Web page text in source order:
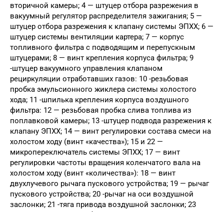
вторичной камеры; 4 — штуцер отбора разрежения в
вакуумный регулятор распределителя зажигания; 5 —
штуцер отбора разрежения к клапану системы ЭПХХ; 6 —
штуцер системы вентиляции картера; 7 — корпус
топливного фильтра с подводящим и перепускным
штуцерами; 8 — винт крепления корпуса фильтра; 9
-штуцер вакуумного управления клапаном
рециркуляции отработавших газов: 10 -резьбовая
пробка эмульсионного жиклера системы холостого
хода; 11 -шпилька крепления корпуса воздушного
фильтра: 12 — резьбовая пробка слива топлива из
поплавковой камеры; 13 -штуцер подвода разрежения к
клапану ЭПХХ; 14 — винт регулировки состава смеси на
холостом ходу (винт «качества»); 15 и 22 —
микропереключатель системы ЭПХХ; 17 — винт
регулировки частоты вращения коленчатого вала на
холостом ходу (винт «количества»): 18 — винт
двухлучевого рычага пускового устройства; 19 — рычаг
пускового устройства; 20 -рычаг на оси воздушной
заслонки; 21 -тяга привода воздушной заслонки; 23